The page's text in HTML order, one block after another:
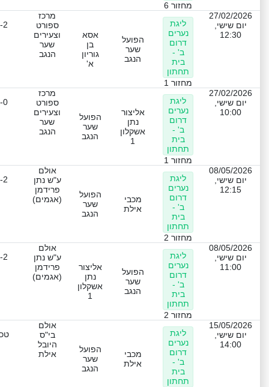
מחזור 6
27/02/2026
יום שישי,
12:30
ליגת
נערים
דרום
ב' -
בית
תחתון
מחזור 1
הפועל
שער
הנגב
אסא
בן
גוריון
א'
מרכז
ספורט
וצעירים
שער
הנגב
2
27/02/2026
יום שישי,
10:00
ליגת
נערים
דרום
ב' -
בית
תחתון
מחזור 1
אליצור
נתן
אשקלון
1
הפועל
שער
הנגב
מרכז
ספורט
וצעירים
שער
הנגב
0
08/05/2026
יום שישי,
12:15
ליגת
נערים
דרום
ב' -
בית
תחתון
מחזור 2
מכבי
אילת
הפועל
שער
הנגב
אולם
ע"ש נתן
פרידמן
(אגמים)
2
08/05/2026
יום שישי,
11:00
ליגת
נערים
דרום
ב' -
בית
תחתון
מחזור 2
הפועל
שער
הנגב
אליצור
נתן
אשקלון
1
אולם
ע"ש נתן
פרידמן
(אגמים)
2
15/05/2026
יום שישי,
14:00
ליגת
נערים
דרום
ב' -
בית
תחתון
מכבי
אילת
הפועל
שער
הנגב
אולם
בי"ס
היובל
אילת